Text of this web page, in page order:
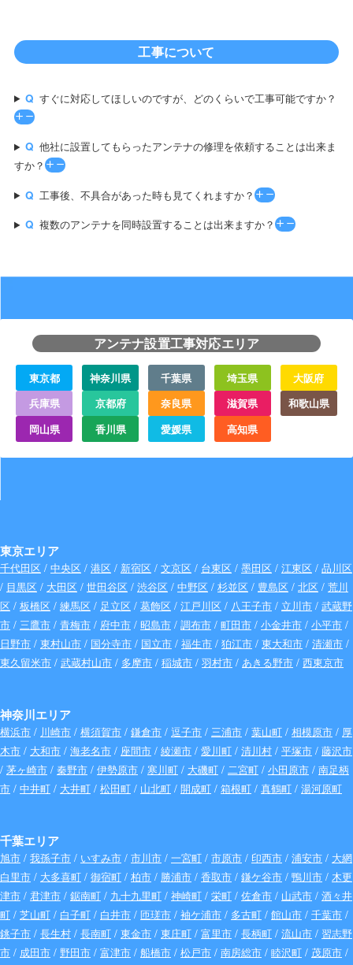
工事について
すぐに対応してほしいのですが、どのくらいで工事可能ですか？
他社に設置してもらったアンテナの修理を依頼することは出来ま
すか？
工事後、不具合があった時も見てくれますか？
複数のアンテナを同時設置することは出来ますか？
アンテナ設置工事対応エリア
東京都 神奈川県 千葉県 埼玉県
大阪府
兵庫県
京都府 奈良県 滋賀県
和歌山県
岡山県
香川県 愛媛県 高知県
東京エリア
千代田区 / 中央区 / 港区 / 新宿区 / 文京区 / 台東区 / 墨田区 / 江東区 / 品川区
/ 目黒区 / 大田区 / 世田谷区 / 渋谷区 / 中野区 / 杉並区 / 豊島区 / 北区 / 荒川
区 / 板橋区 / 練馬区 / 足立区 / 葛飾区 / 江戸川区 / 八王子市 / 立川市 / 武蔵野
市 / 三鷹市 / 青梅市 / 府中市 / 昭島市 / 調布市 / 町田市 / 小金井市 / 小平市 /
日野市 / 東村山市 / 国分寺市 / 国立市 / 福生市 / 狛江市 / 東大和市 / 清瀬市 /
東久留米市 / 武蔵村山市 / 多摩市 / 稲城市 / 羽村市 / あきる野市 / 西東京市
神奈川エリア
横浜市 / 川崎市 / 横須賀市 / 鎌倉市 / 逗子市 / 三浦市 / 葉山町 / 相模原市 / 厚
木市 / 大和市 / 海老名市 / 座間市 / 綾瀬市 / 愛川町 / 清川村 / 平塚市 / 藤沢市
/ 茅ヶ崎市 / 秦野市 / 伊勢原市 / 寒川町 / 大磯町 / 二宮町 / 小田原市 / 南足柄
市 / 中井町 / 大井町 / 松田町 / 山北町 / 開成町 / 箱根町 / 真鶴町 / 湯河原町
千葉エリア
旭市 / 我孫子市 / いすみ市 / 市川市 / 一宮町 / 市原市 / 印西市 / 浦安市 / 大網
白里市 / 大多喜町 / 御宿町 / 柏市 / 勝浦市 / 香取市 / 鎌ケ谷市 / 鴨川市 / 木更
津市 / 君津市 / 鋸南町 / 九十九里町 / 神崎町 / 栄町 / 佐倉市 / 山武市 / 酒々井
町 / 芝山町 / 白子町 / 白井市 / 匝瑳市 / 袖ケ浦市 / 多古町 / 館山市 / 千葉市 /
銚子市 / 長生村 / 長南町 / 東金市 / 東庄町 / 富里市 / 長柄町 / 流山市 / 習志野
市 / 成田市 / 野田市 / 富津市 / 船橋市 / 松戸市 / 南房総市 / 睦沢町 / 茂原市 /